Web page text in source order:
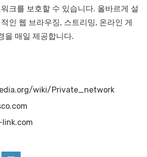
크를 보호할 수 있습니다. 올바르게 설
인 웹 브라우징, 스트리밍, 온라인 게
을 매일 제공합니다.
wiki/Private_network